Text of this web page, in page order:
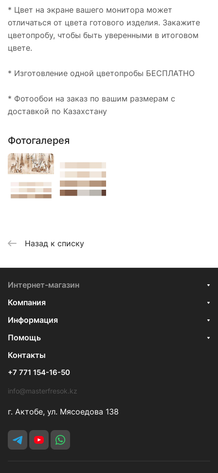
* Цвет на экране вашего монитора может
отличаться от цвета готового изделия. Закажите
цветопробу, чтобы быть уверенными в итоговом
цвете.
* Изготовление одной цветопробы БЕСПЛАТНО
* Фотообои на заказ по вашим размерам с
доставкой по Казахстану
Фотогалерея
Назад к списку
Интернет-магазин
Компания
Информация
Помощь
Контакты
+7 771 154-16-50
info@masterfresok.kz
г. Актобе, ул. Мясоедова 138